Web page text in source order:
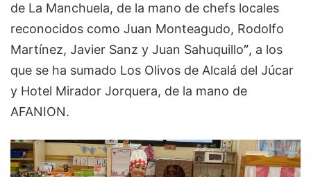
de La Manchuela, de la mano de chefs locales
reconocidos como Juan Monteagudo, Rodolfo
Martínez, Javier Sanz y Juan Sahuquillo”, a los
que se ha sumado Los Olivos de Alcalá del Júcar
y Hotel Mirador Jorquera, de la mano de
AFANION.